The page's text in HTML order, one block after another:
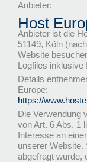
Anbieter:
Host
Anbieter ist die
51149, Köln
Website
Logfiles
Details
Europe:
https://
Die Verwendung
von Art. 6 Abs. 1
Interesse an
unserer Website.
abgefragt wurde,